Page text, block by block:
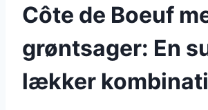
Côte de Boeuf
grøntsager: En
lækker